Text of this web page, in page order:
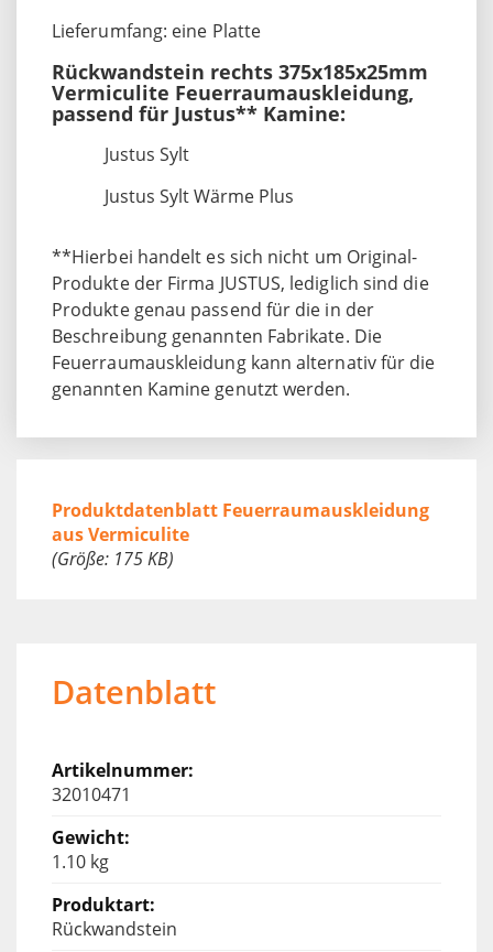
Lieferumfang: eine Platte
Rückwandstein rechts 375x185x25mm
Vermiculite Feuerraumauskleidung,
passend für Justus** Kamine:
Justus Sylt
Justus Sylt Wärme Plus
**Hierbei handelt es sich nicht um Original-
Produkte der Firma JUSTUS, lediglich sind die
Produkte genau passend für die in der
Beschreibung genannten Fabrikate. Die
Feuerraumauskleidung kann alternativ für die
genannten Kamine genutzt werden.
Produktdatenblatt Feuerraumauskleidung
aus Vermiculite
(Größe: 175 KB)
Datenblatt
32010471
1.10 kg
Rückwandstein